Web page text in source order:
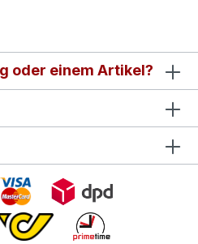
oder einem Artikel?